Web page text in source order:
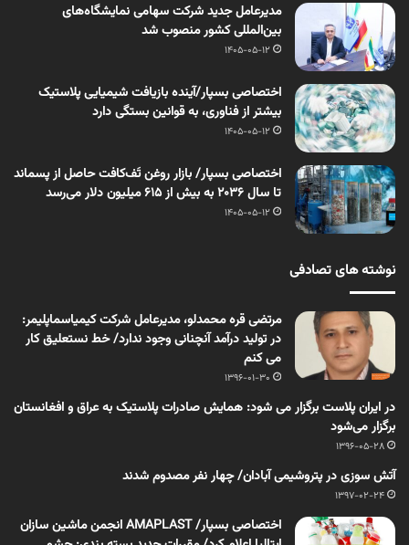
مدیرعامل جدید شرکت سهامی نمایشگاه‌های
بین‌المللی کشور منصوب شد
1405-05-12
اختصاصی بسپار/آینده بازیافت شیمیایی پلاستیک
بیشتر از فناوری، به قوانین بستگی دارد
1405-05-12
اختصاصی بسپار/ بازار روغن تَف‌کافت حاصل از پسماند
تا سال ۲۰۳۶ به بیش از ۶۱۵ میلیون دلار می‌رسد
1405-05-12
نوشته های تصادفی
مرتضی قره­ محمدلو، مدیرعامل شرکت کیمیا­سما­پلیمر:
در تولید درآمد آنچنانی وجود ندارد/ خط نستعلیق کار
می کنم
1396-01-30
در ایران پلاست برگزار می شود: همایش صادرات پلاستیک به عراق و افغانستان
برگزار می‌شود
1396-05-28
آتش سوزی در پتروشیمی آبادان/ چهار نفر مصدوم شدند
1397-02-24
اختصاصی بسپار/ AMAPLAST انجمن ماشین سازان